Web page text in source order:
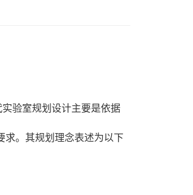
验室规划设计主要是依据
。 其规划理念表述为以下